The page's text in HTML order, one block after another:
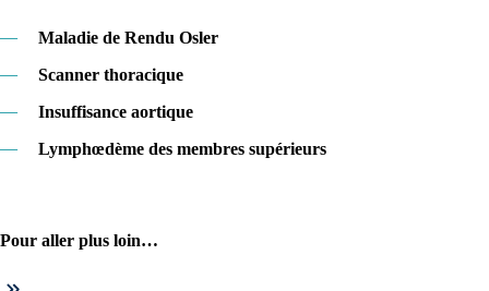
—
Maladie de Rendu Osler
—
Scanner thoracique
—
Insuffisance aortique
—
Lymphœdème des membres supérieurs
Pour aller plus loin…